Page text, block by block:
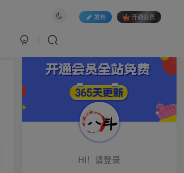
发布 开通会员
HI！请登录